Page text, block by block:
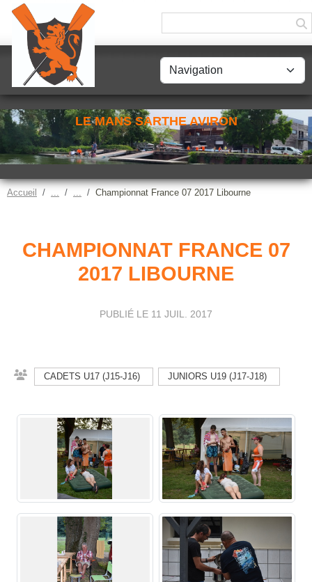
LE MANS SARTHE AVIRON
Accueil Championnat France 07 2017 Libourne
CHAMPIONNAT FRANCE 07
2017 LIBOURNE
PUBLIÉ LE 11 JUIL. 2017
CADETS U17 (J15-J16) JUNIORS U19 (J17-J18)
Panneau de gestion des cookies